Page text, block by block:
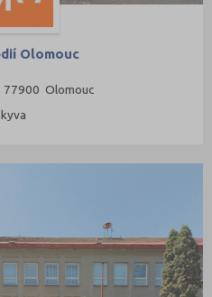
Olomouc
77900 Olomouc